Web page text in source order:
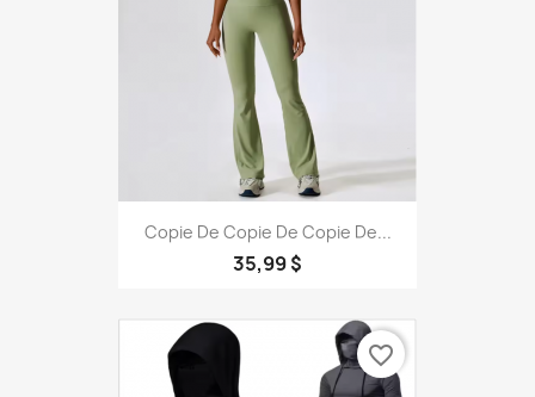
Copie De Copie De Copie De...
35,99 $
favorite_border